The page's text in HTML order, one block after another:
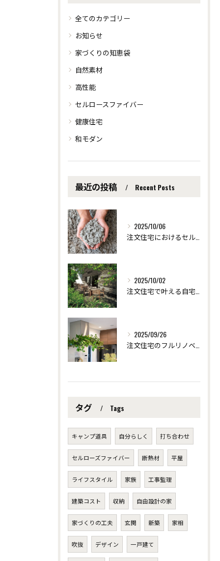
全てのカテゴリー
お知らせ
家づくりの知恵袋
自然素材
高性能
セルロースファイバー
健康住宅
和モダン
最近の投稿 Recent Posts
2025/10/06
2025/10/02
2025/09/26
タグ Tags
キャンプ道具 自分らしく 打ち合わせ
セルローズファイバー 断熱材 平屋
ライフスタイル 家族 工事監理
建築コスト 収納 自由設計の家
家づくりの工夫 玄関 新築 家相
吹抜 デザイン 一戸建て